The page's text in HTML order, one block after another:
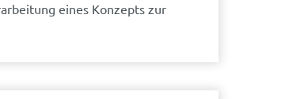
eines Konzepts zur